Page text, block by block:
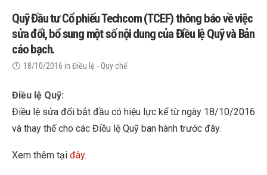
Quỹ Đầu tư Cổ phiếu Techcom (TCEF) thông báo về việc
sửa đổi, bổ sung một số nội dung của Điều lệ Quỹ và Bản
cáo bạch.
18/10/2016 in Điều lệ - Quy chế
Điều lệ Quỹ:
Điều lệ sửa đổi bắt đầu có hiệu lực kể từ ngày 18/10/2016
và thay thế cho các Điều lệ Quỹ ban hành trước đây.
Xem thêm tại đây.